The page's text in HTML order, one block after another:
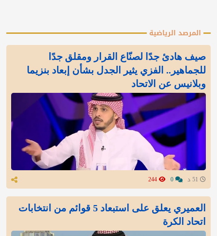
المرصد الرياضية
صيف هادئ جدًا لصنّاع القرار ومقلق جدًا
للجماهير.. الفزي يثير الجدل بشأن إبعاد بنزيما
وبلانيس عن الاتحاد
العميري يعلق على استبعاد 5 قوائم من انتخابات
اتحاد الكرة